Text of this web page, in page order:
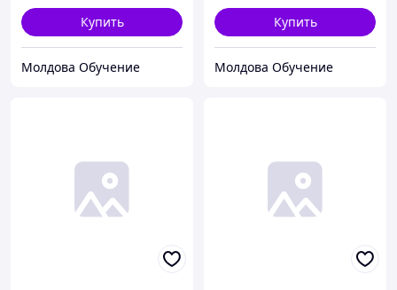
Купить
Молдова Обучение
Купить
Молдова Обучение